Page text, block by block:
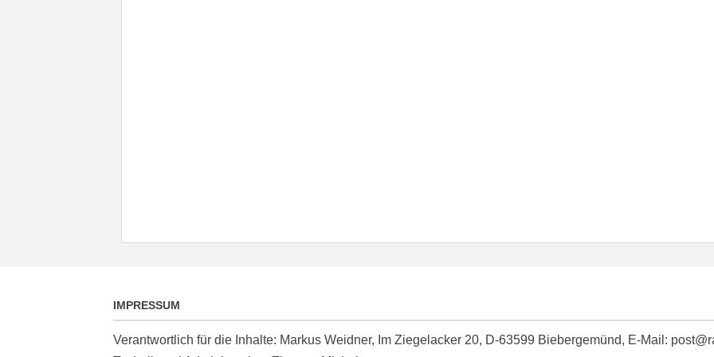
IMPRESSUM
Verantwortlich für die Inhalte: Markus Weidner, Im Ziegelacker 20, D-63599 Biebergemünd, E-Mail: